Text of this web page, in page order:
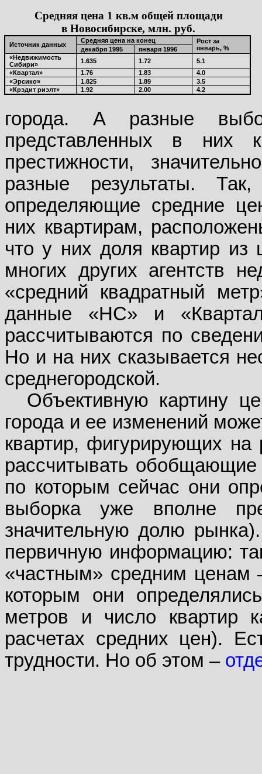
Средняя цена 1 кв.м общей площади
в Новосибирске, млн. руб.
Источник данных
Средняя цена на конец
Рост за
январь, %
декабря 1995
января 1996
«Недвижимость
Сибири»
1.635 1.72
5.1
«Квартал»
1.76 1.83
4.0
«Эрсико»
1.825 1.89
3.5
«Крэдит риэлт»
1.92 2.00 4.2
города. А разные
представленных в них
престижности,
разные результаты.
определяющие средние
них квартирам,
что у них доля квартир
многих других агентств
«средний квадратный
данные «НС» и
рассчитываются по
Но и на них сказывается
среднегородской.
Объективную картину
города и ее изменений
квартир, фигурирующих
рассчитывать обобщающие
по которым сейчас они
выборка уже вполне
значительную долю
первичную информацию:
«частным» средним ценам
которым они
метров и число квартир
расчетах средних цен).
трудности. Но об этом –